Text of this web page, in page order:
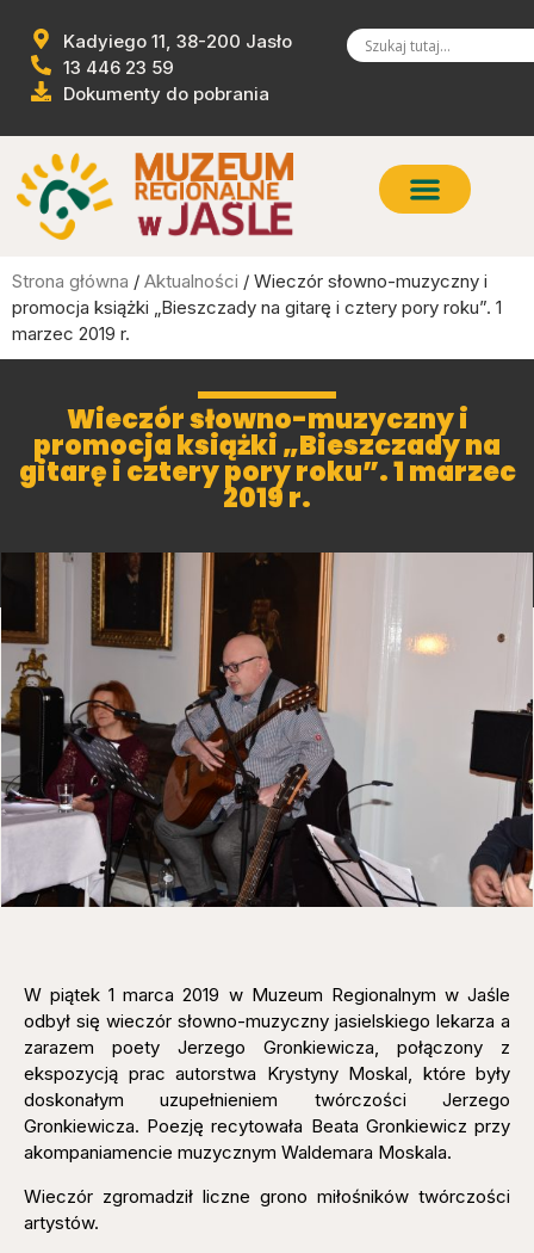
Kadyiego 11, 38-200 Jasło
13 446 23 59
Dokumenty do pobrania
Strona główna / Aktualności / Wieczór słowno-muzyczny i
promocja książki „Bieszczady na gitarę i cztery pory roku”. 1
marzec 2019 r.
Wieczór słowno-muzyczny i
promocja książki „Bieszczady na
gitarę i cztery pory roku”. 1 marzec
2019 r.
W piątek 1 marca 2019 w Muzeum Regionalnym w Jaśle
odbył się wieczór słowno-muzyczny jasielskiego lekarza a
zarazem poety Jerzego Gronkiewicza, połączony z
ekspozycją prac autorstwa Krystyny Moskal, które były
doskonałym uzupełnieniem twórczości Jerzego
Gronkiewicza. Poezję recytowała Beata Gronkiewicz przy
akompaniamencie muzycznym Waldemara Moskala.
Wieczór zgromadził liczne grono miłośników twórczości
artystów.